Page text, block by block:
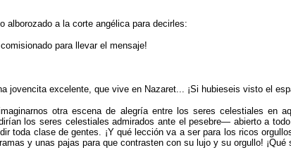
alborozado a la corte angélica para decirles:
para llevar el mensaje!
excelente, que vive en Nazaret... ¡Si hubieseis visto el
otra escena de alegría entre los seres celestiales en
los seres celestiales admirados ante el pesebre— abierto a
toda clase de gentes. ¡Y qué lección va a ser para los ricos
y unas pajas para que contrasten con su lujo y su orgullo! ¡Qué